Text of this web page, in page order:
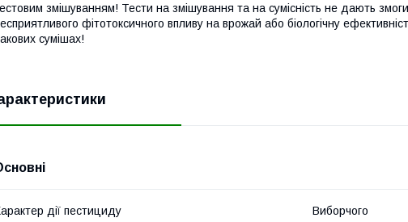
змішуванням! Тести на змішування та на сумісність не дають
фітотоксичного впливу на врожай або біологічну
сумішах!
дії пестициду Виборчого